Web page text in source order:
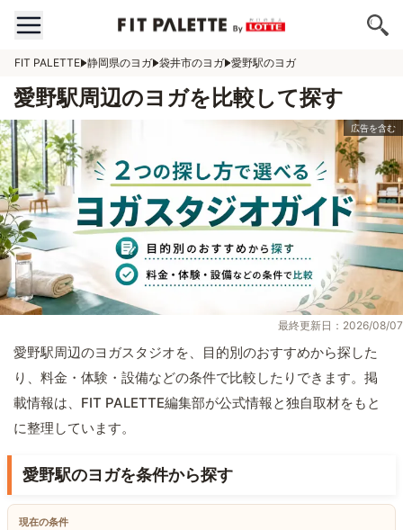
FIT PALETTE 静岡県のヨガ 袋井市のヨガ 愛野駅のヨガ
愛野駅周辺のヨガを比較して探す
最終更新日：2026/08/07
愛野駅周辺のヨガスタジオを、目的別のおすすめから探した
り、料金・体験・設備などの条件で比較したりできます。掲
載情報は、FIT PALETTE編集部が公式情報と独自取材をもと
に整理しています。
愛野駅のヨガを条件から探す
現在の条件